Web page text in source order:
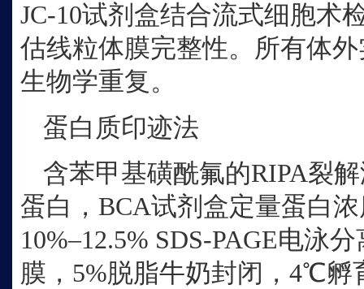
JC-10试剂盒结合流式细胞术
估线粒体膜完整性。所有体
生物学重复。
蛋白质印迹法
含苯甲基磺酰氟的RIPA裂
蛋白，BCA试剂盒定量蛋白
10%–12.5% SDS-PAGE电泳
膜，5%脱脂牛奶封闭，4℃孵